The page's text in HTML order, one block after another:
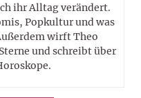
ihr Alltag verändert.
Popkultur und was
wirft Theo
und schreibt über